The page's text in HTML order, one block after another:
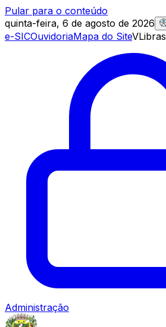
Pular para o conteúdo
quinta-feira, 6 de agosto de 2026
e-SICOuvidoriaMapa do SiteVLibras
Administração